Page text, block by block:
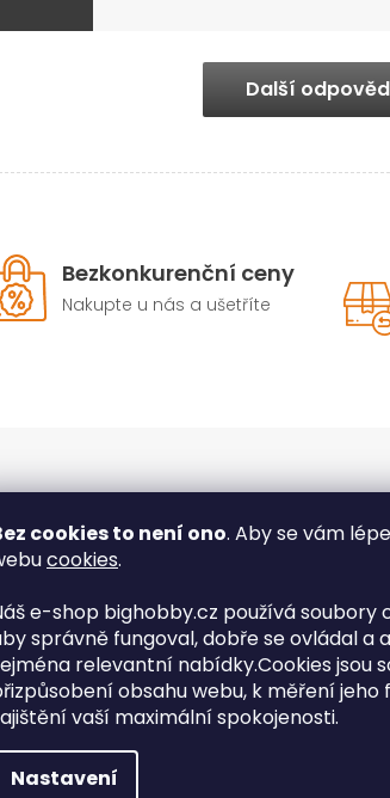
cookies to není ono. Aby se vám
cookies.
e-shop bighobby.cz používá soubory
správně fungoval, dobře se ovládal a
relevantní nabídky.Cookies jsou
obsahu webu, k měření
vaší maximální spokojenosti.
Nastavení
Další
Bezkonkurenční ceny
Nakupte u nás a ušetříte
informace o nových produktech